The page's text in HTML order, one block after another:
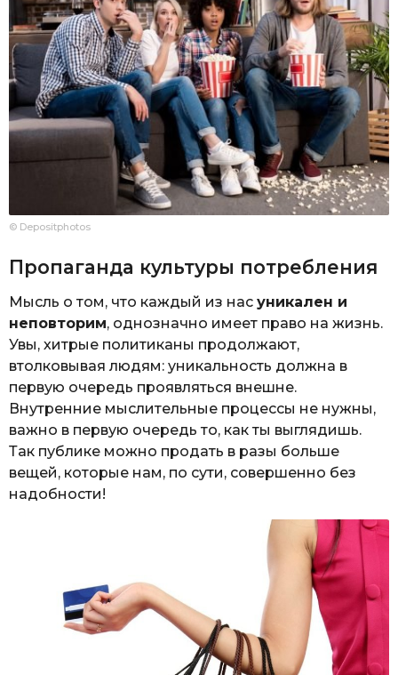
© Depositphotos
Пропаганда культуры потребления
Мысль о том, что каждый из нас уникален и
неповторим, однозначно имеет право на жизнь.
Увы, хитрые политиканы продолжают,
втолковывая людям: уникальность должна в
первую очередь проявляться внешне.
Внутренние мыслительные процессы не нужны,
важно в первую очередь то, как ты выглядишь.
Так публике можно продать в разы больше
вещей, которые нам, по сути, совершенно без
надобности!